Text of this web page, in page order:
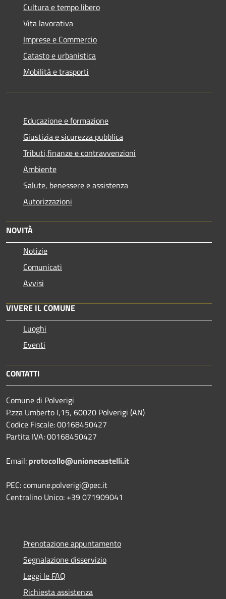
Cultura e tempo libero
Vita lavorativa
Imprese e Commercio
Catasto e urbanistica
Mobilità e trasporti
Educazione e formazione
Giustizia e sicurezza pubblica
Tributi,finanze e contravvenzioni
Ambiente
Salute, benessere e assistenza
Autorizzazioni
NOVITÀ
Notizie
Comunicati
Avvisi
VIVERE IL COMUNE
Luoghi
Eventi
CONTATTI
Comune di Polverigi
P.zza Umberto I,15, 60020 Polverigi (AN)
Codice Fiscale: 00168450427
Partita IVA: 00168450427
Email: protocollo@unionecastelli.it
PEC: comune.polverigi@pec.it
Centralino Unico: +39 071909041
Prenotazione appuntamento
Segnalazione disservizio
Leggi le FAQ
Richiesta assistenza